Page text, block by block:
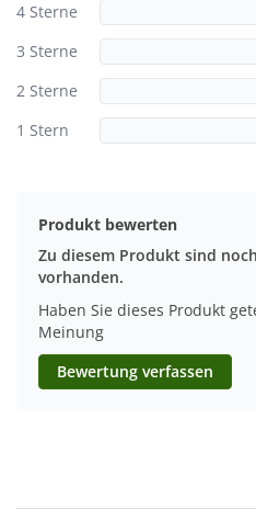
4 Sterne
3 Sterne
2 Sterne
1 Stern
Produkt bewerten
Zu diesem Produkt sind
vorhanden.
Haben Sie dieses Produkt
Meinung
Bewertung verfassen